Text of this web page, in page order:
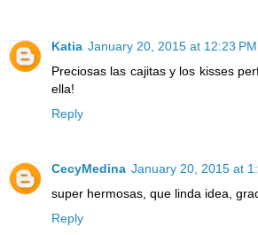
Katia January 20, 2015 at 12:23 PM
Preciosas las cajitas y los kisses
ella!
Reply
CecyMedina January 20, 2015 at
super hermosas, que linda idea,
Reply